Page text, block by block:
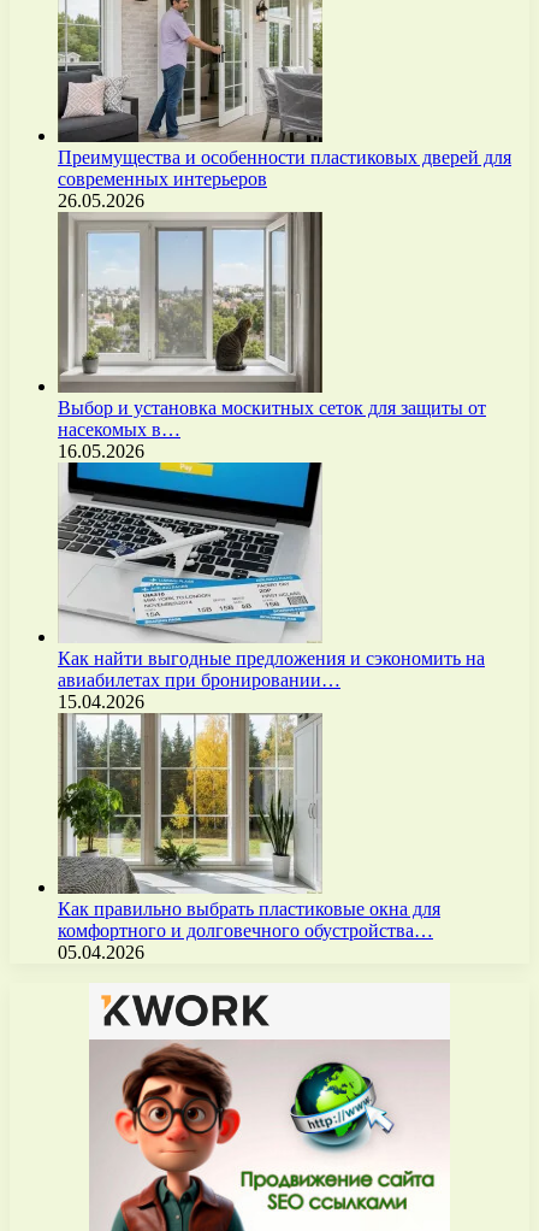
Преимущества и особенности пластиковых дверей для
современных интерьеров
26.05.2026
Выбор и установка москитных сеток для защиты от
насекомых в…
16.05.2026
Как найти выгодные предложения и сэкономить на
авиабилетах при бронировании…
15.04.2026
Как правильно выбрать пластиковые окна для
комфортного и долговечного обустройства…
05.04.2026